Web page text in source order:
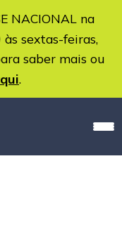
NACIONAL na
sextas-feiras,
saber mais ou
.